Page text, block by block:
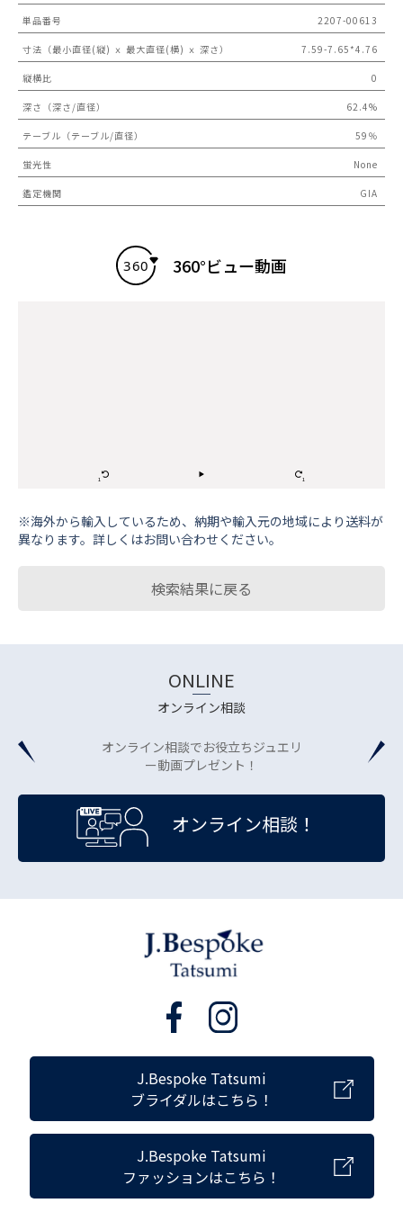
単品番号 2207-00613
寸法（最小直径(縦) ｘ 最大直径(横) ｘ 深さ） 7.59-7.65*4.76
縦横比 0
深さ（深さ/直径） 62.4%
テーブル（テーブル/直径） 59％
蛍光性 None
鑑定機関 GIA
360°ビュー動画
※海外から輸⼊しているため、納期や輸⼊元の地域により送料が
異なります。詳しくはお問い合わせください。
検索結果に戻る
ONLINE
オンライン相談
オンライン相談でお役立ちジュエリ
ー動画プレゼント！
オンライン相談！
J.Bespoke Tatsumi
ブライダルはこちら！
J.Bespoke Tatsumi
ファッションはこちら！